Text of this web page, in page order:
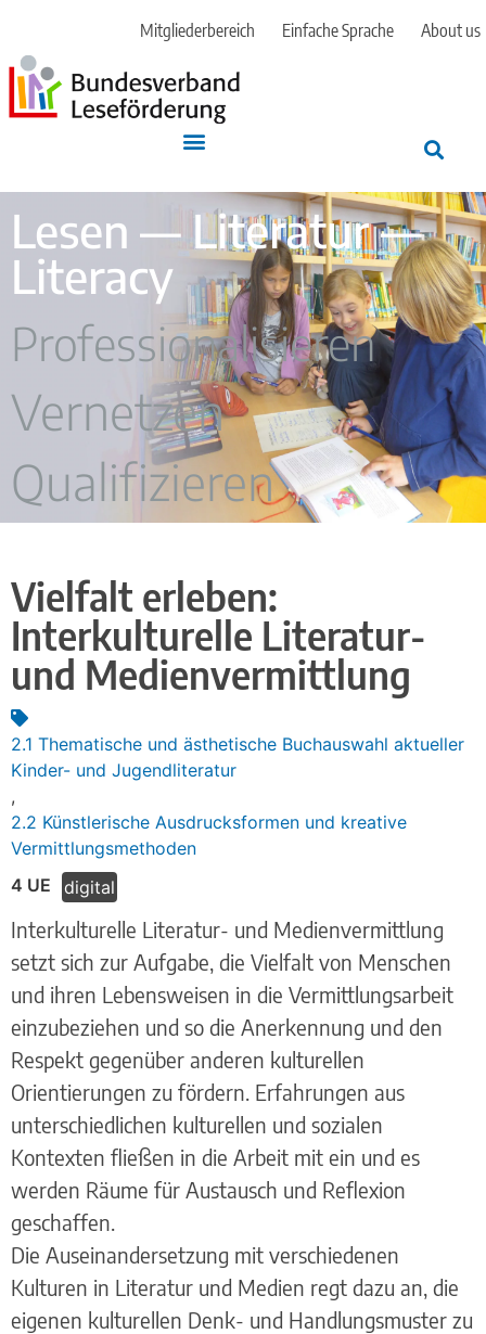
Mitgliederbereich Einfache Sprache About us
Lesen — Literatur —
Literacy
Professionalisieren
Vernetzen
Qualifizieren
Vielfalt erleben:
Interkulturelle Literatur-
und Medienvermittlung
2.1 Thematische und ästhetische Buchauswahl aktueller
Kinder- und Jugendliteratur
,
2.2 Künstlerische Ausdrucksformen und kreative
Vermittlungsmethoden
4 UE
digital
Interkulturelle Literatur- und Medienvermittlung
setzt sich zur Aufgabe, die Vielfalt von Menschen
und ihren Lebensweisen in die Vermittlungsarbeit
einzubeziehen und so die Anerkennung und den
Respekt gegenüber anderen kulturellen
Orientierungen zu fördern. Erfahrungen aus
unterschiedlichen kulturellen und sozialen
Kontexten fließen in die Arbeit mit ein und es
werden Räume für Austausch und Reflexion
geschaffen.
Die Auseinandersetzung mit verschiedenen
Kulturen in Literatur und Medien regt dazu an, die
eigenen kulturellen Denk- und Handlungsmuster zu